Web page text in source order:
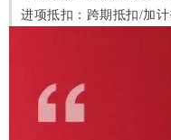
进项抵扣：跨期抵扣/加